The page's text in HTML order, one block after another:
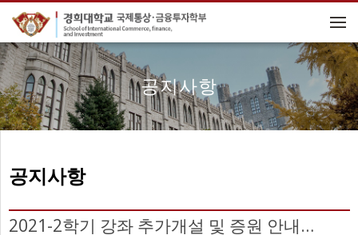
메뉴 건너뛰기
공지사항
공지사항
2021-2학기 강좌 추가개설 및 증원 안내 (FTA와국제비즈니스, 재무기초)